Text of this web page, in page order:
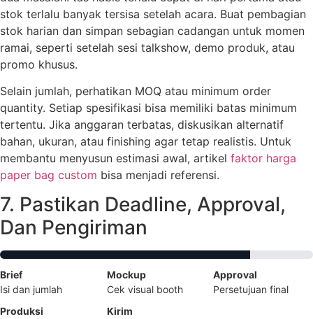
stok terlalu banyak tersisa setelah acara. Buat pembagian
stok harian dan simpan sebagian cadangan untuk momen
ramai, seperti setelah sesi talkshow, demo produk, atau
promo khusus.
Selain jumlah, perhatikan MOQ atau minimum order
quantity. Setiap spesifikasi bisa memiliki batas minimum
tertentu. Jika anggaran terbatas, diskusikan alternatif
bahan, ukuran, atau finishing agar tetap realistis. Untuk
membantu menyusun estimasi awal, artikel faktor harga
paper bag custom bisa menjadi referensi.
7. Pastikan Deadline, Approval,
Dan Pengiriman
Brief
Isi dan jumlah
Mockup
Cek visual booth
Approval
Persetujuan final
Produksi
Kirim